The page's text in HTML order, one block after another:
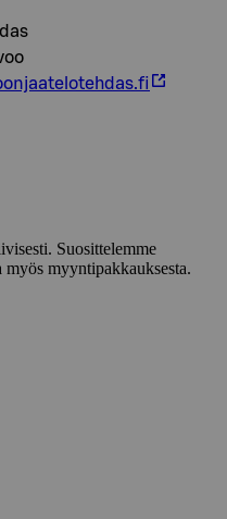
Suosittelemme
myös myyntipakkauksesta.